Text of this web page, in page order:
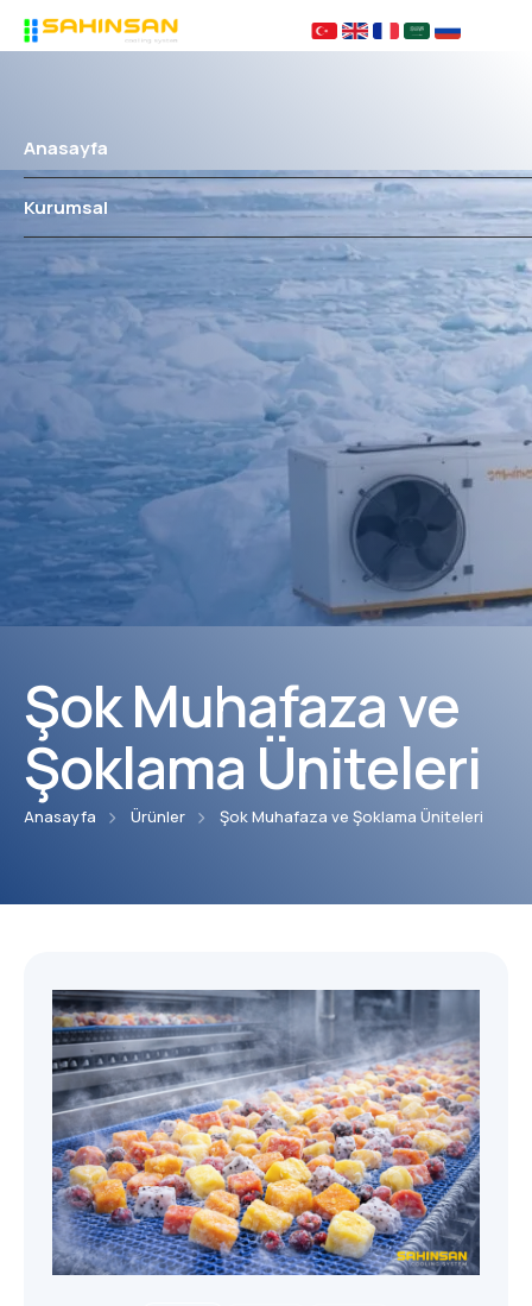
Anasayfa
Kurumsal
Hakkımızda
Çözüm Ortaklarımız
KVKK
Sıkça Sorulanlar
Ürünler
Faaliyet Alanları
Blog
Projeler
İndirmeler
Kalite Belgeleri
Şok Muhafaza ve
Şoklama Üniteleri
Anasayfa Ürünler Şok Muhafaza ve Şoklama Üniteleri